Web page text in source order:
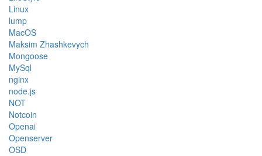
Linux
lump
MacOS
Maksim Zhashkevych
Mongoose
MySql
nginx
node.js
NOT
Notcoin
Openai
Openserver
OSD